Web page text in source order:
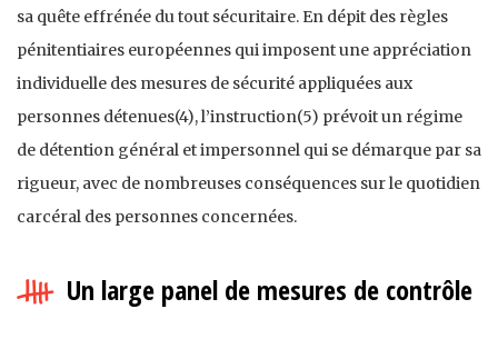
sa quête effrénée du tout sécuritaire. En dépit des règles
pénitentiaires européennes qui imposent une appréciation
individuelle des mesures de sécurité appliquées aux
personnes détenues(4), l’instruction(5) prévoit un régime
de détention général et impersonnel qui se démarque par sa
rigueur, avec de nombreuses conséquences sur le quotidien
carcéral des personnes concernées.
Un large panel de mesures de contrôle